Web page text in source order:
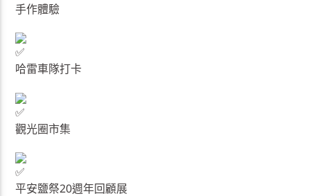
手作體驗
哈雷車隊打卡
觀光圈市集
平安鹽祭20週年回顧展